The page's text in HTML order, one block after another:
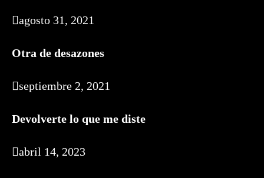
agosto 31, 2021
Otra de desazones
septiembre 2, 2021
Devolverte lo que me diste
abril 14, 2023